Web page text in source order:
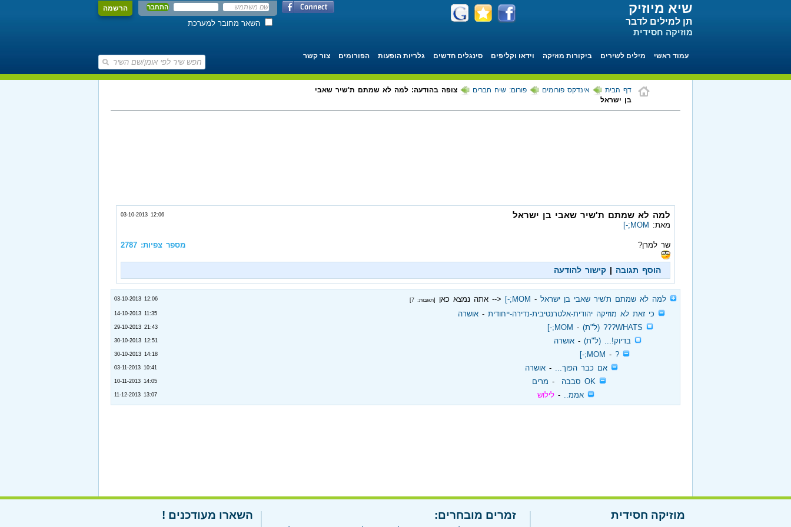
הרשמה
השאר מחובר למערכת
שיא מיוזיק
תן למילים לדבר
מוזיקה חסידית
עמוד ראשי מילים לשירים ביקורות מוזיקה וידאו וקליפים סינגלים חדשים גלריות הופעות הפורומים צור קשר
דף הבית אינדקס פורומים פורום: שיח חברים
צופה בהודעה: למה לא שמתם ת'שיר שאבי
בן ישראל
03-10-2013 12:06 למה לא שמתם ת'שיר שאבי בן ישראל
מאת: MOM;-]
מספר צפיות: 2787 שר למרן?
הוסף תגובה | קישור להודעה
למה לא שמתם ת'שיר שאבי בן ישראל ‏ - ‏
MOM;-] <-- אתה נמצא כאן [תגובות: 7] 03-10-2013 12:06
כי זאת לא מוזיקה יהודית-אלטרנטיבית-נדירה-ייחודית ‏ - ‏ אושרה 14-10-2013 11:35
WHATS??? (ל"ת) ‏ - ‏
MOM;-]
29-10-2013 21:43
בדיוק!... (ל"ת) ‏ - ‏ אושרה 30-10-2013 12:51
?
‏ - ‏
MOM;-]
30-10-2013 14:18
אם כבר הפוך... ‏ - ‏ אושרה 03-11-2013 10:41
OK סבבה ‏ - ‏ מרים 10-11-2013 14:05
אממ.. ‏ - ‏ לילוש 11-12-2013 13:07
מוזיקה חסידית זמרים מובחרים: השארו מעודכנים !